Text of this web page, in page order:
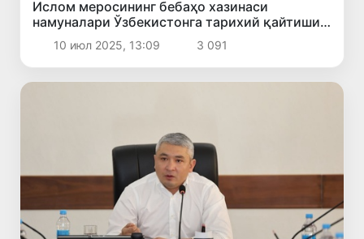
Ислом меросининг бебаҳо хазинаси
намуналари Ўзбекистонга тарихий қайтиши
арафасида Лондонда намойиш этилди
10 июл 2025, 13:09 3 091